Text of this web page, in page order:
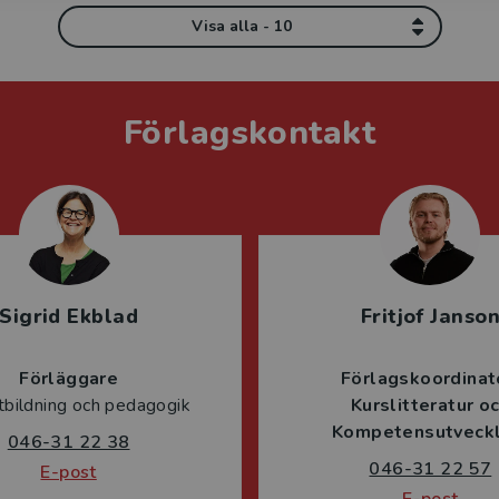
Visa alla - 10
Förlagskontakt
Sigrid Ekblad
Förläggare
och pedagogik
046-31 22 38
E-post
Fritjof Janson
Kurslitteratur
046-31 22 57